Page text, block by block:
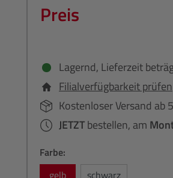
Preis
Lagernd, Lieferzeit
Filialverfügbarkeit prüfen
Kostenloser Versand ab
JETZTbestellen, am
Farbe: